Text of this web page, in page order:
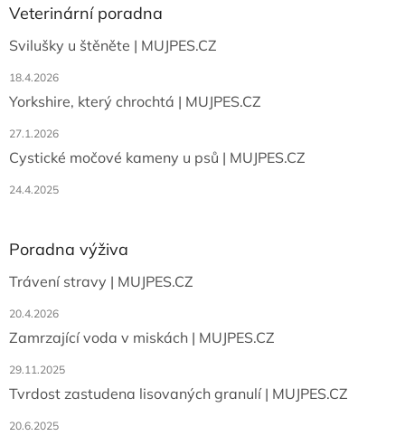
aVeterinární poradna
Svilušky u štěněte | MUJPES.CZ
18.4.2026
Yorkshire, který chrochtá | MUJPES.CZ
27.1.2026
Cystické močové kameny u psů | MUJPES.CZ
24.4.2025
Poradna výživa
Trávení stravy | MUJPES.CZ
20.4.2026
Zamrzající voda v miskách | MUJPES.CZ
29.11.2025
Tvrdost zastudena lisovaných granulí | MUJPES.CZ
20.6.2025